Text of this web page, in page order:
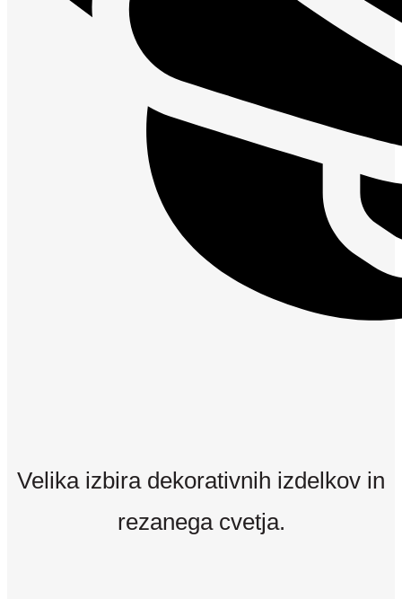
Velika izbira dekorativnih izdelkov in
rezanega cvetja.